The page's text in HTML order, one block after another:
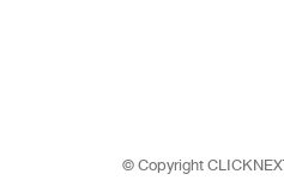
© Copyright